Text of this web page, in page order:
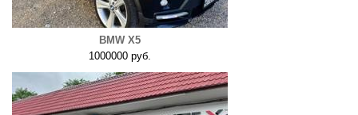
BMW X5
1000000 руб.